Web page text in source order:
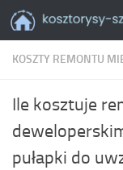
Skip to content
KOSZTY REMONTU
Ile kosztuje
pułapki do